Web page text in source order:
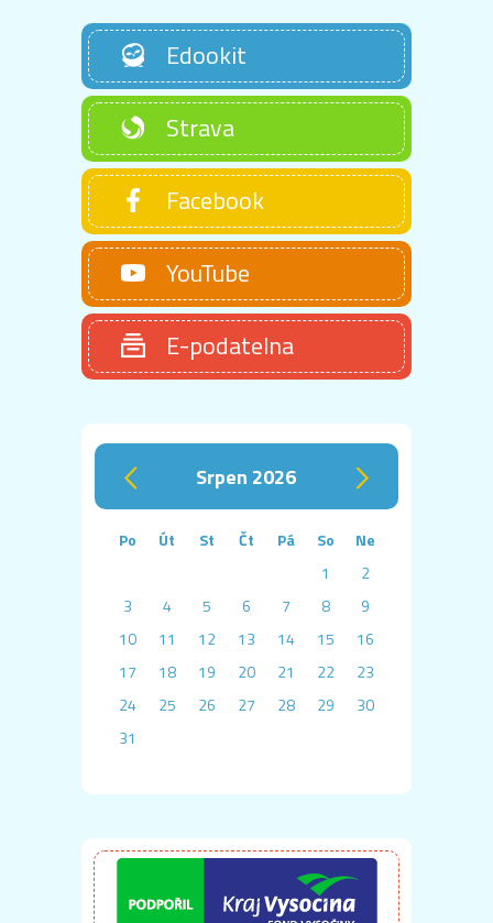
Edookit
Strava
Facebook
YouTube
E-podatelna
‹ srpen 2026 ›
Po Út St Čt Pá So
Ne
1
2
3
4 5 6 7 8
9
10
11 12 13 14 15
16
17
18 19 20 21 22
23
24
25 26 27 28 29
30
31